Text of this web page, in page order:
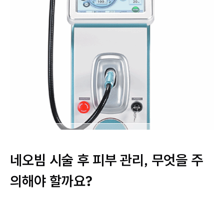
네오빔 시술 후 피부 관리, 무엇을 주
의해야 할까요?